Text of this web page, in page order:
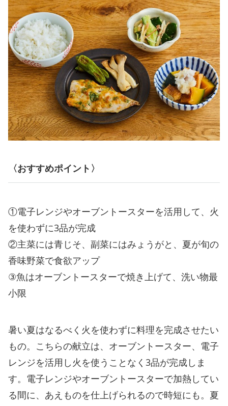
〈おすすめポイント〉
①電子レンジやオーブントースターを活用して、火
を使わずに3品が完成
②主菜には青じそ、副菜にはみょうがと、夏が旬の
香味野菜で食欲アップ
③魚はオーブントースターで焼き上げて、洗い物最
小限
暑い夏はなるべく火を使わずに料理を完成させたい
もの。こちらの献立は、オーブントースター、電子
レンジを活用し火を使うことなく3品が完成しま
す。電子レンジやオーブントースターで加熱してい
る間に、あえものを仕上げられるので時短にも。夏